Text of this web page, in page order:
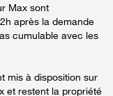
Max sont
après la demande
cumulable avec les
mis à disposition sur
et restent la propriété